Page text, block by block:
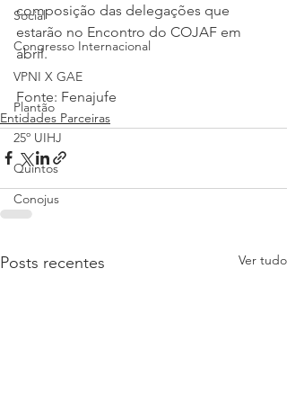
Social
Congresso Internacional
VPNI X GAE
Plantão
25º UIHJ
Quintos
Conojus
composição das delegações que
estarão no Encontro do COJAF em
abril.
Fonte: Fenajufe
Entidades Parceiras
Posts recentes Ver tudo